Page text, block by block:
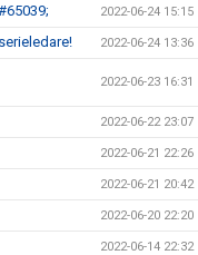
2022-06-24 15:15
2022-06-24 13:36
2022-06-23 16:31
2022-06-22 23:07
2022-06-21 22:26
2022-06-21 20:42
2022-06-20 22:20
2022-06-14 22:32